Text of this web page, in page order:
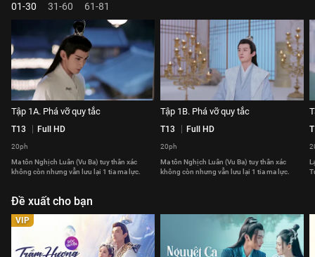
01-30 31-60 61-81
Tập 1A. Phá vỡ quy tắc
T13 Full HD
20ph
Ma tôn Nghịch Luân (Vu Ba) tuy thân xác
không còn nhưng vẫn lưu lại 1 tia ma lực.
Tập 1B. Phá vỡ quy tắc
T13 Full HD
20ph
Ma tôn Nghịch Luân (Vu Ba) tuy thân xác
không còn nhưng vẫn lưu lại 1 tia ma lực.
Đề xuất cho bạn
VIP